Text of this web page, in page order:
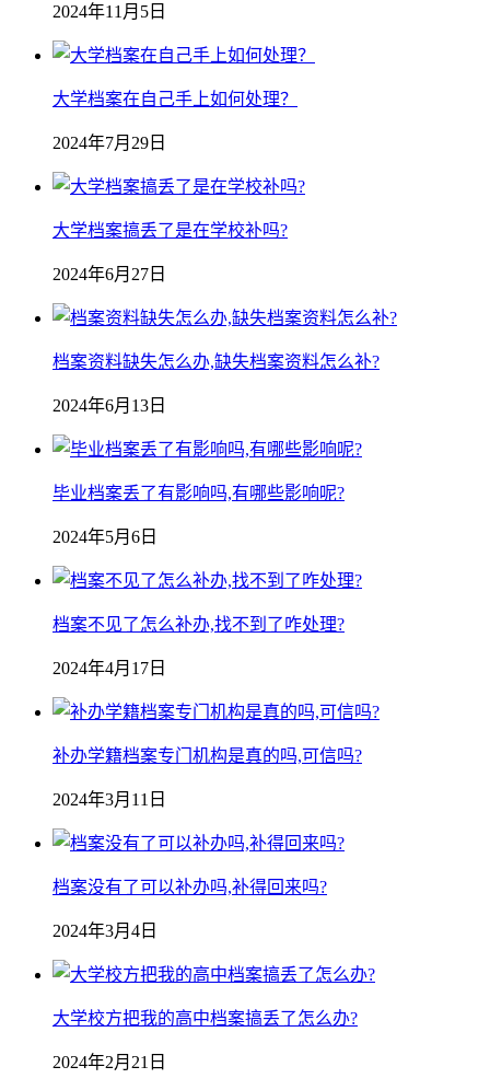
2024年11月5日
大学档案在自己手上如何处理？
2024年7月29日
大学档案搞丢了是在学校补吗?
2024年6月27日
档案资料缺失怎么办,缺失档案资料怎么补?
2024年6月13日
毕业档案丢了有影响吗,有哪些影响呢?
2024年5月6日
档案不见了怎么补办,找不到了咋处理?
2024年4月17日
补办学籍档案专门机构是真的吗,可信吗?
2024年3月11日
档案没有了可以补办吗,补得回来吗?
2024年3月4日
大学校方把我的高中档案搞丢了怎么办?
2024年2月21日